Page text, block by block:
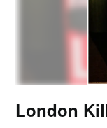
London